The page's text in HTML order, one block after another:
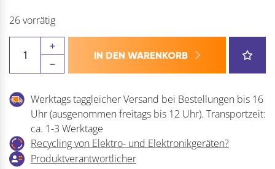
26 vorrätig
Tools
Montagehilfe
die
Schrankmontage
passend
zu
Hebelzwinge
IN DEN WARENKORB
Werktags taggleicher Versand bei Bestellungen bis 16
Uhr (ausgenommen freitags bis 12 Uhr). Transportzeit:
ca. 1-3 Werktage
Recycling von Elektro- und Elektronikgeräten?
Produktverantwortlicher